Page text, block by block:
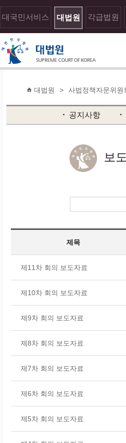
대국민서비스 대법원 각급법원
대법원 > 사법정책자문위원
공지사항
보
제목
제11차 회의 보도자료
제10차 회의 보도자료
제9차 회의 보도자료
제8차 회의 보도자료
제7차 회의 보도자료
제6차 회의 보도자료
제5차 회의 보도자료